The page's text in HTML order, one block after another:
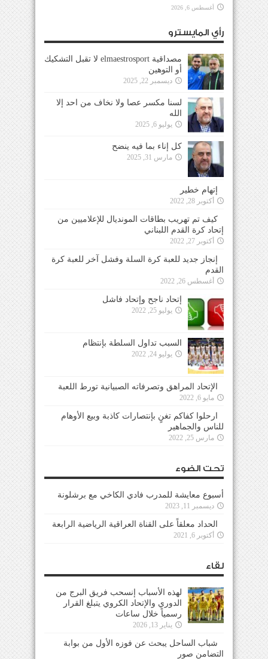
أغسطس 6, 2026
رأي المايسترو
مصداقية elmaestrosport لا تقبل التشكيك
أو التوهين
ديسمبر 22, 2025
لسنا مكسر عصا ولا نخاف من احد إلا
الله
يوليو 6, 2025
كل إناء بما فيه ينضح
مارس 31, 2025
إتهام خطير
أكتوبر 28, 2022
كيف تم تهريب بطاقات المونديال للإعلاميين من
إتحاد كرة القدم اللبناني
أكتوبر 27, 2022
إنجاز جديد للعبة كرة السلة وفشل آخر للعبة كرة
القدم
أغسطس 26, 2022
إتحاد ناجح وإتحاد فاشل
يوليو 25, 2022
السبب تداول السلطة بإنتظام
يوليو 24, 2022
الإتحاد المراهق وتصرفاته الصبيانية تورط اللعبة
مايو 6, 2022
ارحلوا كفاكم تغنٍ بإنتصارات كاذبة وبيع الأوهام
للناس والجماهير
مارس 25, 2022
تحت الضوء
أسبوع معايشة للمدرب فادي الكاخي مع برشلونة
ديسمبر 11, 2023
الحداد معلقاً على القناة العراقية الرياضية الرابعة
أكتوبر 6, 2021
لقاء
لهذه الأسباب إنسحب فريق البرج من
الدوري والإتحاد الكروي يتبلغ القرار
رسمياً خلال ساعات
يناير 13, 2026
شباب الساحل يبحث عن فوزه الأول من بوابة
التضامن صور